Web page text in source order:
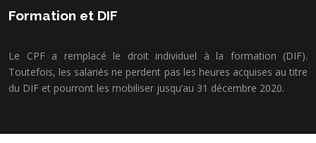
Formation et DIF
Le CPF a remplacé le droit individuel à la formation (DIF).
Toutefois, les salariés ne perdent pas les heures acquises au titre
du DIF et pourront les mobiliser jusqu’au 31 décembre 2020.